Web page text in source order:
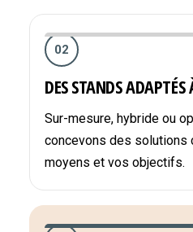
02
DES STANDS
Sur-mesure, hybride ou
concevons des solutions
moyens et vos objectifs.